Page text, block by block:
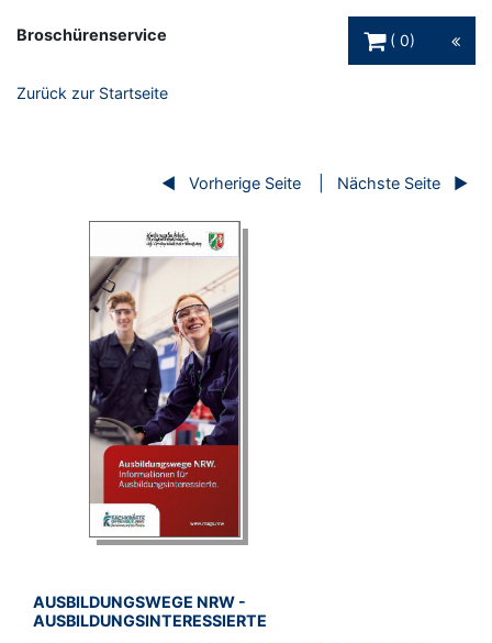
Broschürenservice
0
Zurück zur Startseite
Vorherige Seite Nächste Seite
BROSCHÜRE:
AUSBILDUNGSWEGE NRW -
AUSBILDUNGSINTERESSIERTE